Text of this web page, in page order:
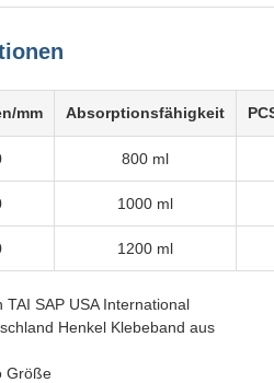
mm Absorptionsfähigkeit
800 ml
1000 ml
1200 ml
TAI SAP USA International
Henkel Klebeband aus
Größe